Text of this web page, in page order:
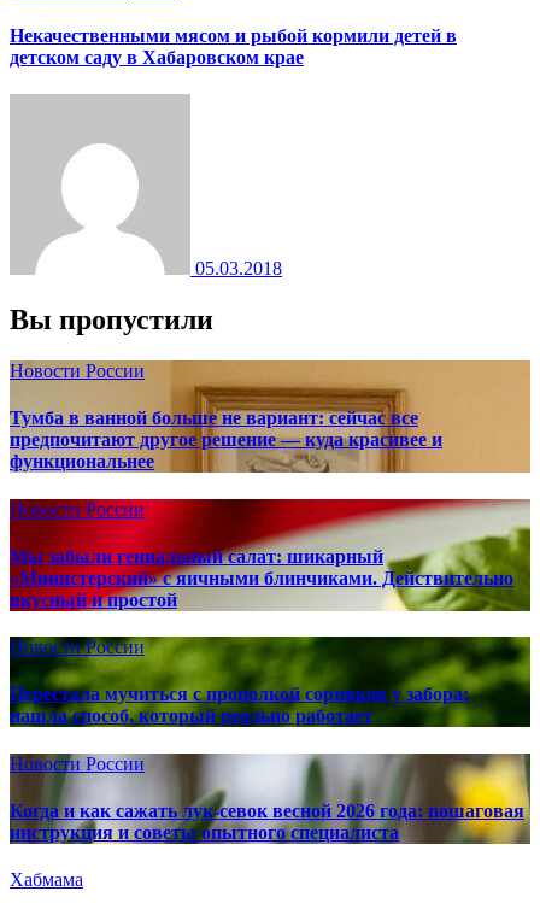
Некачественными мясом и рыбой кормили детей в
детском саду в Хабаровском крае
05.03.2018
Вы пропустили
Новости России
Тумба в ванной больше не вариант: сейчас все
предпочитают другое решение — куда красивее и
функциональнее
Новости России
Мы забыли гениальный салат: шикарный
«Министерский» с яичными блинчиками. Действительно
вкусный и простой
Новости России
Перестала мучиться с прополкой сорняков у забора:
нашла способ, который реально работает
Новости России
Когда и как сажать лук-севок весной 2026 года: пошаговая
инструкция и советы опытного специалиста
Хабмама